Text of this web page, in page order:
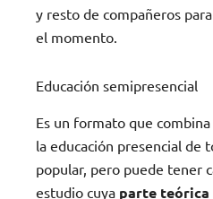
y resto de compañeros
el momento.
Educación semipresencial
Es un formato que
la educación presencial de
popular, pero puede tener
estudio cuya parte teórica